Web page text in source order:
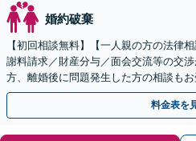
婚約破棄
【初回相談無料】【一人親の方の法律
謝料請求／財産分与／面会交流等の交
方、離婚後に問題発生した方の相談もお
合わせください【完全個室相談】【藤
料金表を